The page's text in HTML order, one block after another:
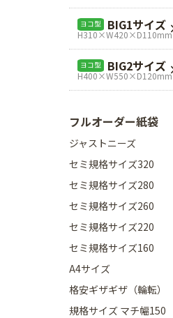
ヨコ型 BIG1サイズ
H310×W420×D110mm
ヨコ型 BIG2サイズ
H400×W550×D120mm
フルオーダー紙袋
ジャストニーズ
セミ規格サイズ320
セミ規格サイズ280
セミ規格サイズ260
セミ規格サイズ220
セミ規格サイズ160
A4サイズ
格安ギザギザ（輪転）
規格サイズ マチ幅150